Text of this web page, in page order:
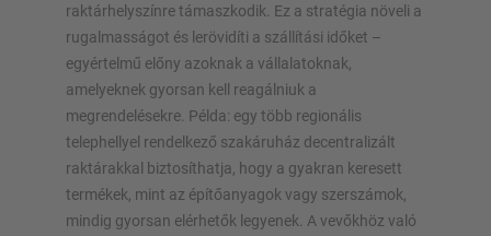
raktárhelyszínre támaszkodik. Ez a stratégia növeli a
rugalmasságot és lerövidíti a szállítási időket –
egyértelmű előny azoknak a vállalatoknak,
amelyeknek gyorsan kell reagálniuk a
megrendelésekre. Példa: egy több regionális
telephellyel rendelkező szakáruház decentralizált
raktárakkal biztosíthatja, hogy a gyakran keresett
termékek, mint az építőanyagok vagy szerszámok,
mindig gyorsan elérhetők legyenek. A vevőkhöz való